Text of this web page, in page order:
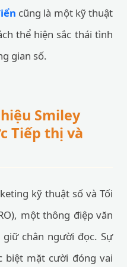
cũng là một kỹ thuật
thể hiện sắc thái tình
gian số.
Smiley
Tiếp thị và
kỹ thuật số và Tối
một thông điệp văn
chân người đọc. Sự
biệt mặt cười đóng vai